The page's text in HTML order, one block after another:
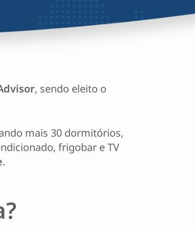
, sendo eleito o
mais 30 dormitórios,
frigobar e TV
.